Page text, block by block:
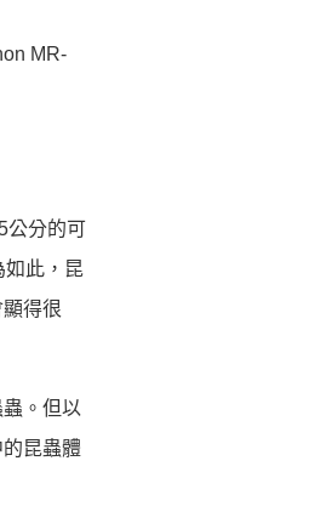
MR-
公分的可
如此，昆
得很
。但以
昆蟲體